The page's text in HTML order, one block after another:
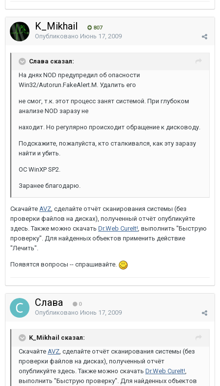
K_Mikhail 807
Опубликовано Июнь 17, 2009
Слава сказал:
На днях NOD предупредил об опасности
Win32/Autorun.FakeAlert.M. Удалить его
не смог, т.к. этот процесс занят системой. При глубоком
анализе NOD заразу не
находит. Но регулярно происходит обращение к дисководу.
Подскажите, пожалуйста, кто сталкивался, как эту заразу
найти и убить.
ОС WinXP SP2.
Заранее благодарю.
Скачайте AVZ, сделайте отчёт сканирования системы (без
проверки файлов на дисках), полученный отчёт опубликуйте
здесь. Также можно скачать Dr.Web CureIt!, выполнить "Быструю
проверку". Для найденных объектов применить действие
"Лечить".
Появятся вопросы -- спрашивайте.
Слава 0
Опубликовано Июнь 17, 2009
K_Mikhail сказал:
Скачайте AVZ, сделайте отчёт сканирования системы (без
проверки файлов на дисках), полученный отчёт
опубликуйте здесь. Также можно скачать Dr.Web CureIt!,
выполнить "Быструю проверку". Для найденных объектов